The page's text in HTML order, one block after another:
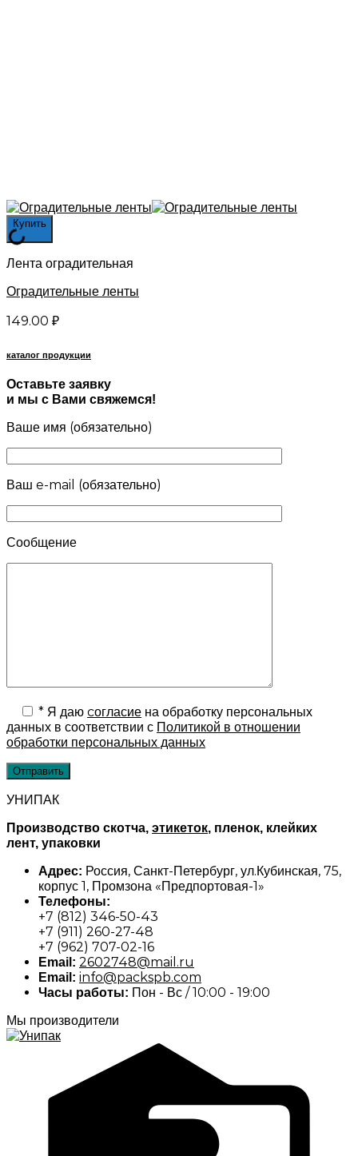
Купить
Лента оградительная
Оградительные ленты
149.00 ₽
каталог продукции
Оставьте заявку
и мы с Вами свяжемся!
Ваше имя (обязательно)
Ваш e-mail (обязательно)
Сообщение
* Я даю cогласие на обработку персональных
данных в соответствии с Политикой в отношении
обработки персональных данных
УНИПАК
Производство скотча, этикеток, пленок, клейких
лент, упаковки
Адрес: Россия, Санкт-Петербург, ул.Кубинская, 75,
корпус 1, Промзона «Предпортовая-1»
Телефоны:
+7 (812) 346-50-43
+7 (911) 260-27-48
+7 (962) 707-02-16
Email: 2602748@mail.ru
Email: info@packspb.com
Часы работы: Пон - Вс / 10:00 - 19:00
Мы производители